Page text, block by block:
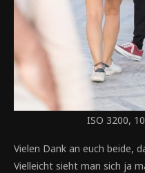
ISO 3200,
Vielen Dank an euch beide,
Vielleicht sieht man sich ja